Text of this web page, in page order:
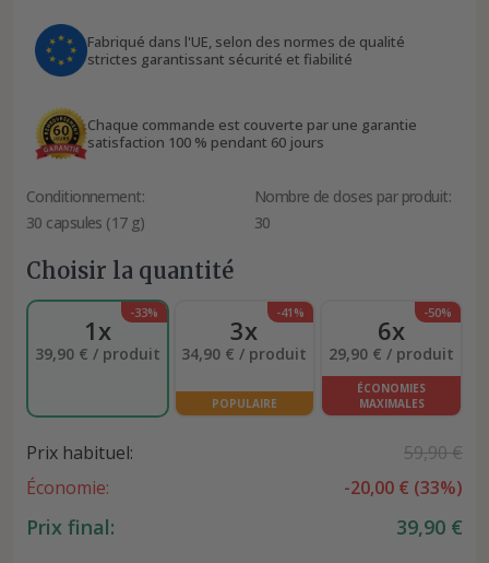
Fabriqué dans l'UE, selon des normes de qualité
strictes garantissant sécurité et fiabilité
Chaque commande est couverte par une garantie
satisfaction 100 % pendant 60 jours
Conditionnement:
30 capsules (17 g)
Nombre de doses par produit:
30
Choisir la quantité
-33%
1x
39,90 € / produit
-41%
3x
34,90 € / produit
POPULAIRE
-50%
6x
29,90 € / produit
ÉCONOMIES
MAXIMALES
Prix habituel:
59,90 €
Économie:
-20,00 € (33%)
Prix final: 39,90 €